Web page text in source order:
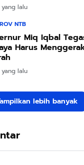
lalu
NTB
Miq Iqbal
Harus
lalu
lebih banyak